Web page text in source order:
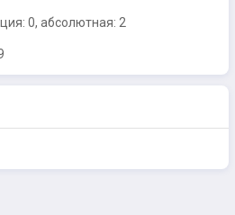
0, абсолютная: 2